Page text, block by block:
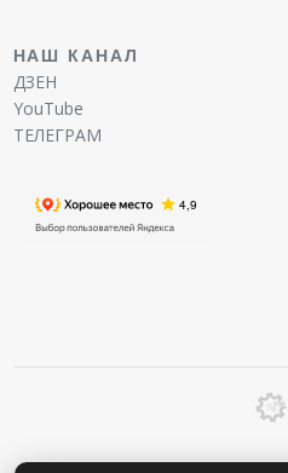
НАШ КАНАЛ
ДЗЕН
YouTube
ТЕЛЕГРАМ